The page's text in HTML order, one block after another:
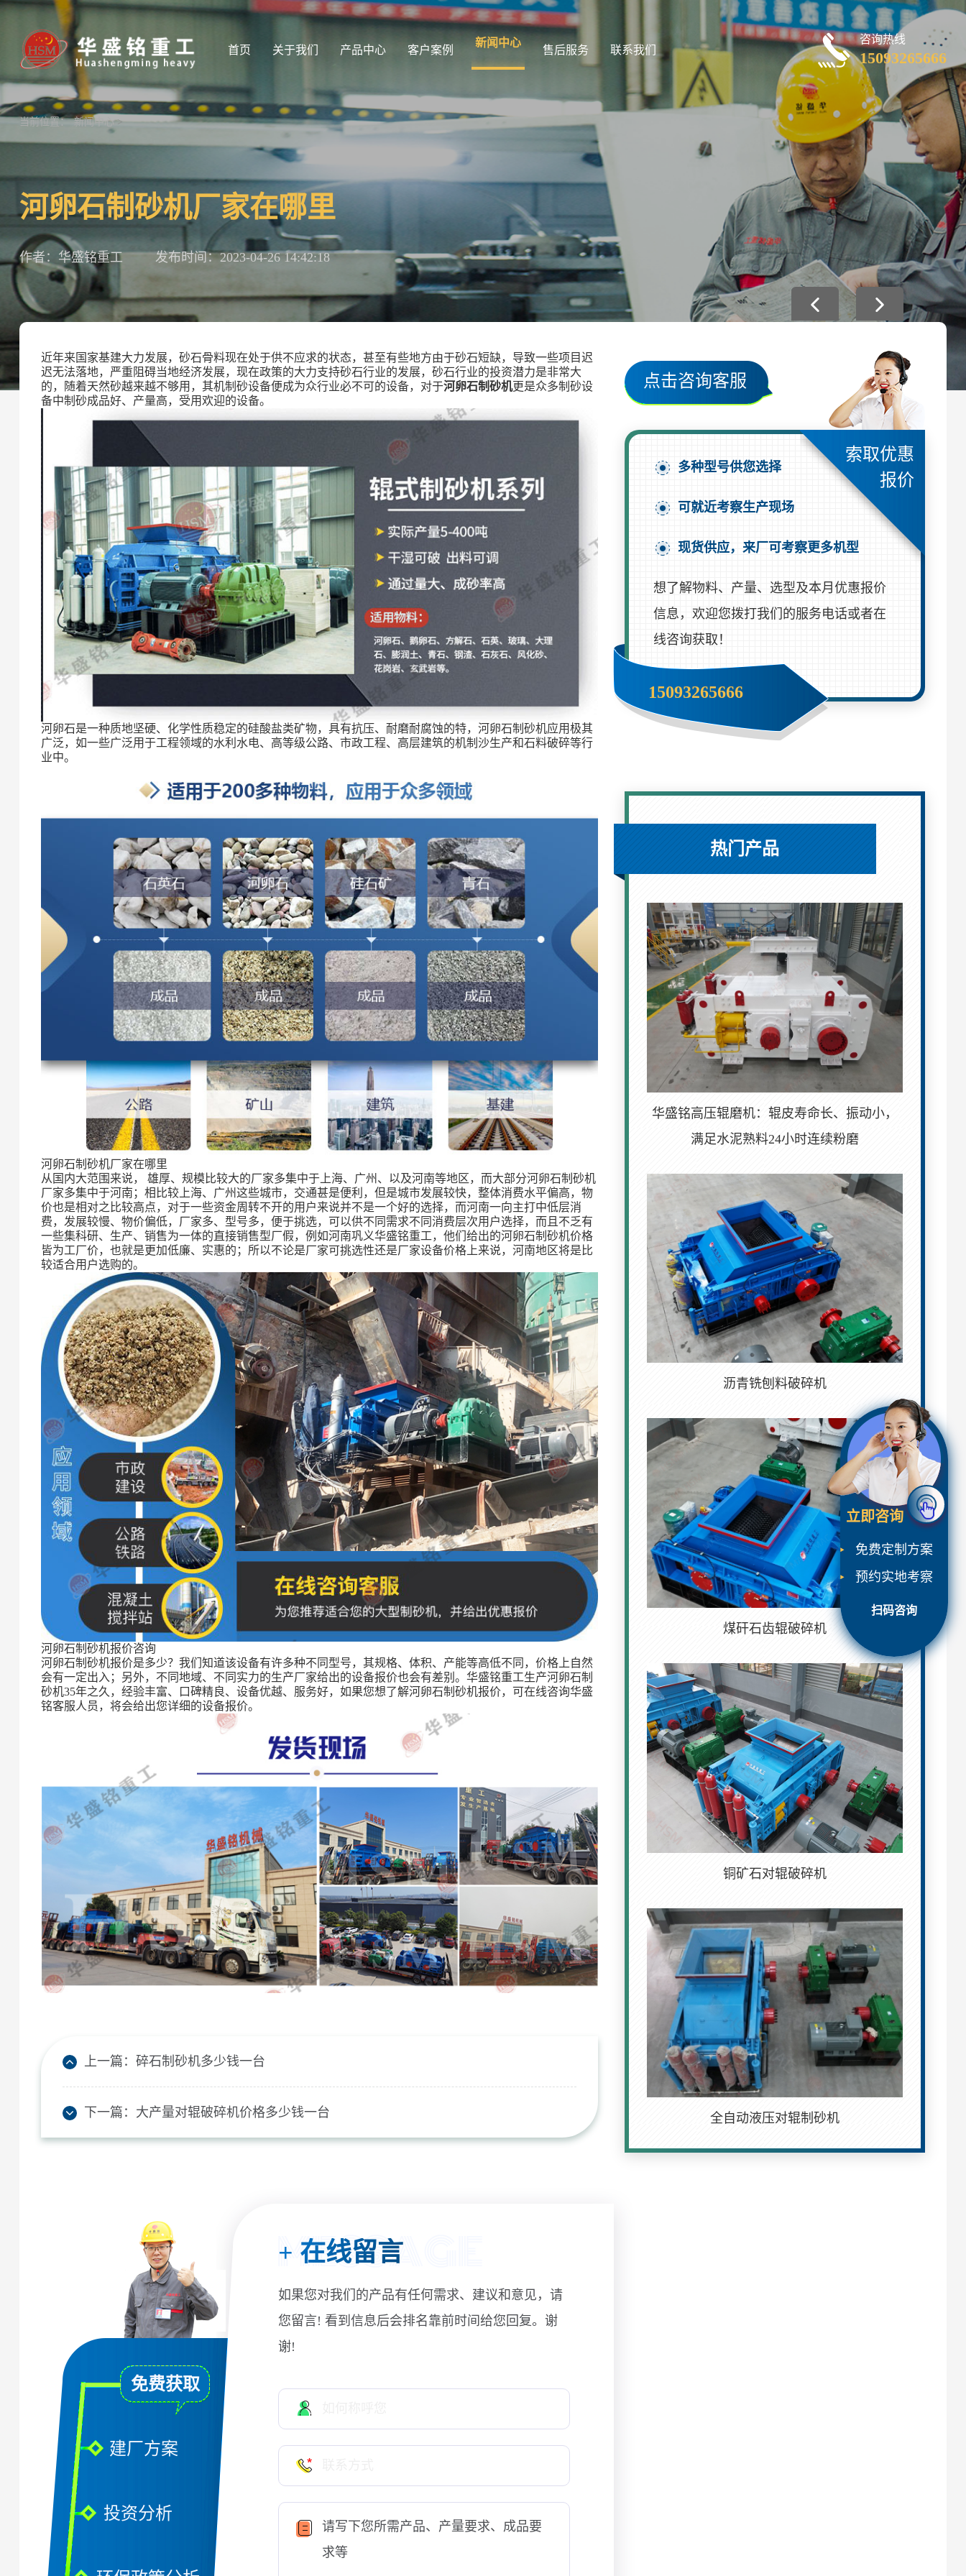
首页 关于我们 产品中心 客户案例
新闻中心
售后服务 联系我们
咨询热线
15093265666
当前位置： 新闻中心>
河卵石制砂机厂家在哪里
作者：华盛铭重工 发布时间：2023-04-26 14:42:18
近年来国家基建大力发展，砂石骨料现在处于供不应求的状态，甚至有些地方由于砂石短缺，导致一些项目迟
迟无法落地，严重阻碍当地经济发展，现在政策的大力支持砂石行业的发展，砂石行业的投资潜力是非常大
的，随着天然砂越来越不够用，其机制砂设备便成为众行业必不可的设备，对于河卵石制砂机更是众多制砂设
备中制砂成品好、产量高，受用欢迎的设备。
河卵石是一种质地坚硬、化学性质稳定的硅酸盐类矿物，具有抗压、耐磨耐腐蚀的特，河卵石制砂机应用极其
广泛，如一些广泛用于工程领域的水利水电、高等级公路、市政工程、高层建筑的机制沙生产和石料破碎等行
业中。
河卵石制砂机厂家在哪里
从国内大范围来说， 雄厚、规模比较大的厂家多集中于上海、广州、以及河南等地区，而大部分河卵石制砂机
厂家多集中于河南；相比较上海、广州这些城市，交通甚是便利，但是城市发展较快，整体消费水平偏高，物
价也是相对之比较高点，对于一些资金周转不开的用户来说并不是一个好的选择，而河南一向主打中低层消
费，发展较慢、物价偏低，厂家多、型号多，便于挑选，可以供不同需求不同消费层次用户选择，而且不乏有
一些集科研、生产、销售为一体的直接销售型厂假，例如河南巩义华盛铭重工，他们给出的河卵石制砂机价格
皆为工厂价，也就是更加低廉、实惠的；所以不论是厂家可挑选性还是厂家设备价格上来说，河南地区将是比
较适合用户选购的。
河卵石制砂机报价咨询
河卵石制砂机报价是多少？我们知道该设备有许多种不同型号，其规格、体积、产能等高低不同，价格上自然
会有一定出入；另外，不同地域、不同实力的生产厂家给出的设备报价也会有差别。华盛铭重工生产河卵石制
砂机35年之久，经验丰富、口碑精良、设备优越、服务好，如果您想了解河卵石制砂机报价，可在线咨询华盛
铭客服人员，将会给出您详细的设备报价。
上一篇： 碎石制砂机多少钱一台
下一篇： 大产量对辊破碎机价格多少钱一台
免费获取
建厂方案
投资分析
+ 在线留言
如果您对我们的产品有任何需求、建议和意见，请
您留言! 看到信息后会排名靠前时间给您回复。谢
谢!
多种型号供您选择
可就近考察生产现场
现货供应，来厂可考察更多机型
想了解物料、产量、选型及本月优惠报价
信息，欢迎您拨打我们的服务电话或者在
线咨询获取！
点击咨询客服
索取优惠
报价
15093265666
热门产品
华盛铭高压辊磨机：辊皮寿命长、振动小，
满足水泥熟料24小时连续粉磨
沥青铣刨料破碎机
煤矸石齿辊破碎机
铜矿石对辊破碎机
全自动液压对辊制砂机
立即咨询
免费定制方案
预约实地考察
扫码咨询